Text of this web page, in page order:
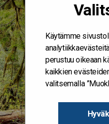
Käytämme
perustuu oikeaan
kaikkien
valitsemalla